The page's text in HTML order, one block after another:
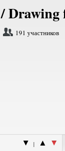
191 участников
|